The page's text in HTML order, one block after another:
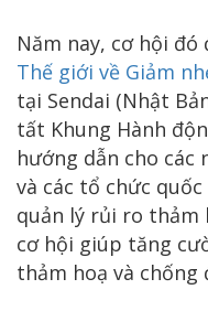
Năm nay, cơ hội đó
Thế giới về Giảm
tại Sendai (Nhật
tất Khung Hành
hướng dẫn cho các
và các tổ chức
quản lý rủi ro thảm
cơ hội giúp tăng
thảm hoạ và chống